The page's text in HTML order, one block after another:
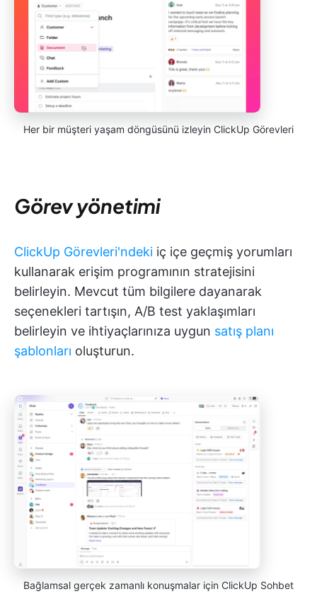
Her bir müşteri yaşam döngüsünü izleyin ClickUp Görevleri
Görev yönetimi
ClickUp Görevleri'ndeki iç içe geçmiş yorumları
kullanarak erişim programının stratejisini
belirleyin. Mevcut tüm bilgilere dayanarak
seçenekleri tartışın, A/B test yaklaşımları
belirleyin ve ihtiyaçlarınıza uygun satış planı
şablonları oluşturun.
Bağlamsal gerçek zamanlı konuşmalar için ClickUp Sohbet